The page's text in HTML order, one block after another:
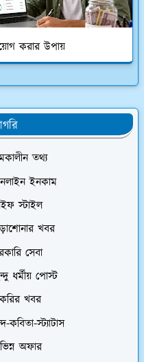
করার উপায়
তথ্য
ইনকাম
স্টাইল
খবর
সেবা
ধর্মীয় পোস্ট
খবর
কবিতা-স্ট্যাটাস
অফার